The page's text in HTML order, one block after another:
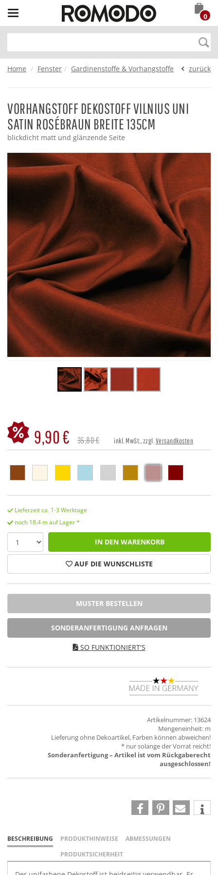
Toggle
navigation
0
Home Fenster Gardinenstoffe & Vorhangstoffe zurück
VORHANGSTOFF DEKOSTOFF VILNIUS UNI
SATIN ROSÉBRAUN BREITE 135CM
blickdicht matt und glänzende Seite
9,90 € 35,80 € inkl. MwSt., zzgl.Versandkosten
Lieferzeit ca. 1-3 Werktage
noch 18.4 m auf Lager *
IN DEN WARENKORB
AUF DIE WUNSCHLISTE
MUSTER BESTELLEN
SONDERANFERTIGUNG ANFRAGEN
SO FUNKTIONIERT'S
Artikelnummer: 13624
Mengeneinheit: m
Lieferung ohne Dekoartikel, Farben können abweichen!
* nur solange der Vorrat reicht!
Sonderanfertigung – Artikel ist vom Rückgaberecht
ausgeschlossen!
BESCHREIBUNG PRODUKTHINWEISE
ABMESSUNGEN
PRODUKTSICHERHEIT